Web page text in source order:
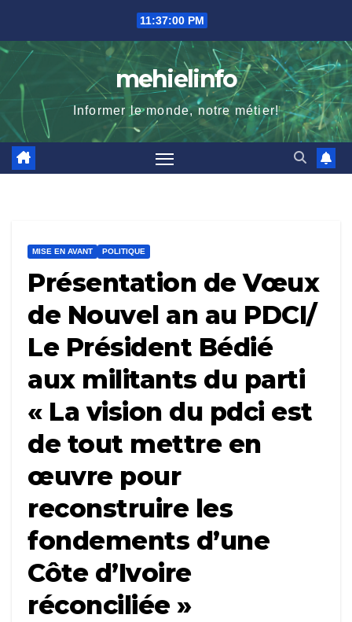
content
11:37:01 PM
mehielinfo
Informer le monde, notre métier!
MISE EN AVANT POLITIQUE
Présentation de Vœux
de Nouvel an au PDCI/
Le Président Bédié
aux militants du parti
« La vision du pdci est
de tout mettre en
œuvre pour
reconstruire les
fondements d’une
Côte d’Ivoire
réconciliée »